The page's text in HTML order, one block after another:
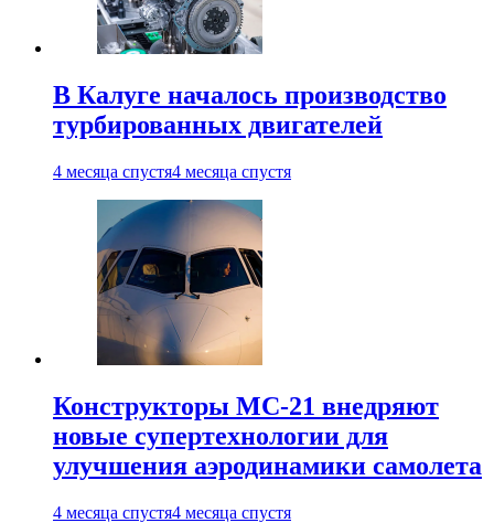
В Калуге началось производство
турбированных двигателей
4 месяца спустя4 месяца спустя
Конструкторы МС-21 внедряют
новые супертехнологии для
улучшения аэродинамики самолета
4 месяца спустя4 месяца спустя